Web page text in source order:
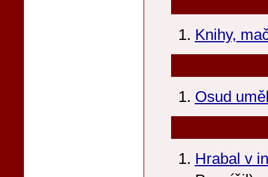
Knihy,
Osud
Hrabal v